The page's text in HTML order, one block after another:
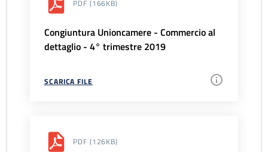
PDF (166KB)
Congiuntura Unioncamere - Commercio al
dettaglio - 4° trimestre 2019
SCARICA FILE
PDF (126KB)